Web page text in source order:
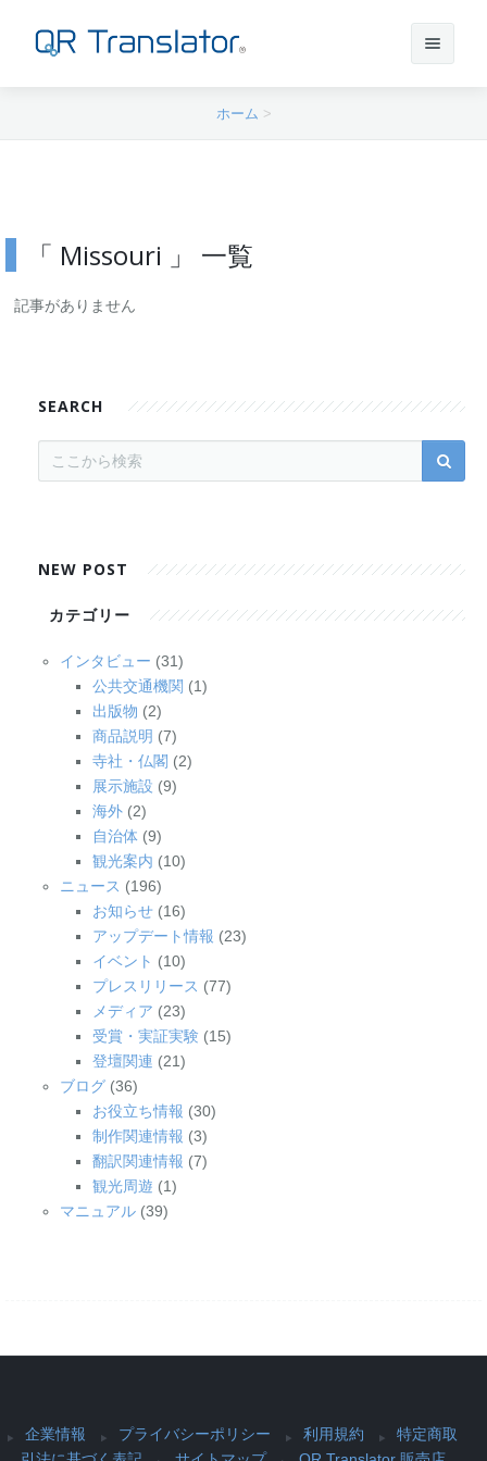
プラン
本番利用までの流れ
実績一覧
インタビュー
ニュース
プレスリリース
サポート
ホーム >
「 Missouri 」 一覧
記事がありません
SEARCH
NEW POST
カテゴリー
インタビュー (31)
公共交通機関 (1)
出版物 (2)
商品説明 (7)
寺社・仏閣 (2)
展示施設 (9)
海外 (2)
自治体 (9)
観光案内 (10)
ニュース (196)
お知らせ (16)
アップデート情報 (23)
イベント (10)
プレスリリース (77)
メディア (23)
受賞・実証実験 (15)
登壇関連 (21)
ブログ (36)
お役立ち情報 (30)
制作関連情報 (3)
翻訳関連情報 (7)
観光周遊 (1)
マニュアル (39)
企業情報 プライバシーポリシー 利用規約
特定商取